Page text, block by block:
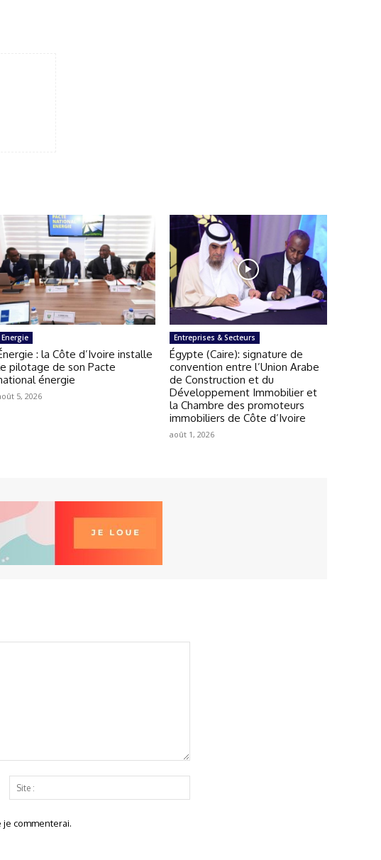
Energie
: la Côte d’Ivoire installe
pilotage de son Pacte
énergie
5, 2026
Entreprises & Secteurs
Égypte (Caire): signature de
convention entre l’Union Arabe
de Construction et du
Développement Immobilier et
la Chambre des promoteurs
immobiliers de Côte d’Ivoire
août 1, 2026
Email
:
commenterai.